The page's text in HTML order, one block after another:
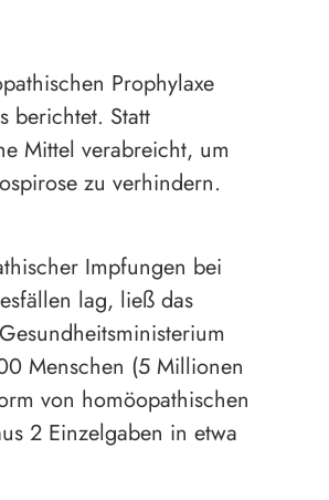
Prophylaxe
berichtet. Statt
Mittel verabreicht, um
zu verhindern.
Impfungen bei
lag, ließ das
Menschen (5 Millionen
von homöopathischen
2 Einzelgaben in etwa